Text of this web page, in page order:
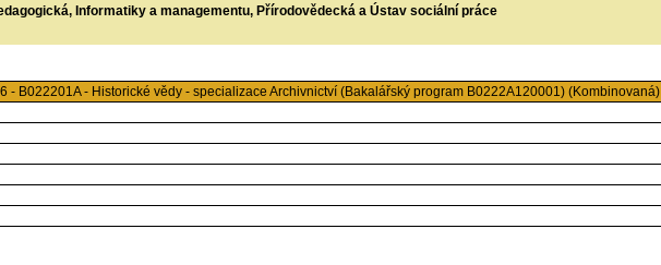
Informatiky a managementu, Přírodovědecká a Ústav sociální práce
- B022201A - Historické vědy - specializace Archivnictví (Bakalářský program B0222A120001) (Kombinovaná)